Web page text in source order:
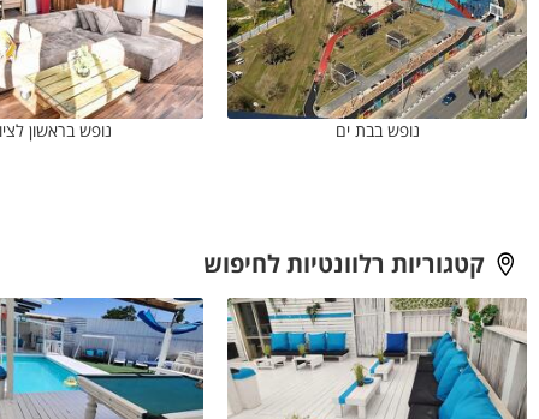
נופש בבת ים נופש בראשון
קטגוריות רלוונטיות לחיפוש